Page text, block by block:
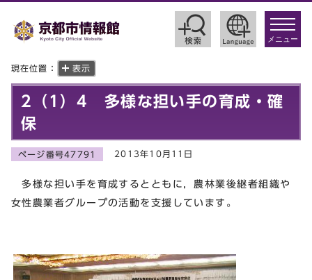
toggle
メニュー
現在位置： 表示
2（1）4 多様な担い手の育成・確
保
ページ番号47791 2013年10月11日
多様な担い手を育成するとともに，農林業後継者組織や
女性農業者グループの活動を支援しています。